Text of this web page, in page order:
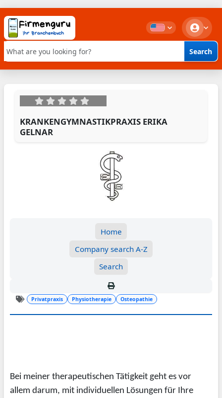
Keyword search Search
KRANKENGYMNASTIKPRAXIS ERIKA
GELNAR
Home
Company search A-Z
Search
Privatpraxis Physiotherapie Osteopathie
Bei meiner therapeutischen Tätigkeit geht es vor
allem darum, mit individuellen Lösungen für Ihre